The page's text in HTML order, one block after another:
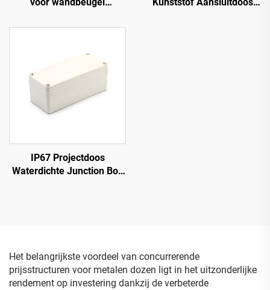
verdeelkast
IP67 Projectdoos
Waterdichte Junction Box
Het belangrijkste voordeel van concurrerende
prijsstructuren voor metalen dozen ligt in het uitzonderlijke
rendement op investering dankzij de verbeterde